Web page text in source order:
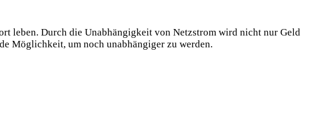
leben. Durch die Unabhängigkeit von Netzstrom wird nicht nur Geld
Möglichkeit, um noch unabhängiger zu werden.